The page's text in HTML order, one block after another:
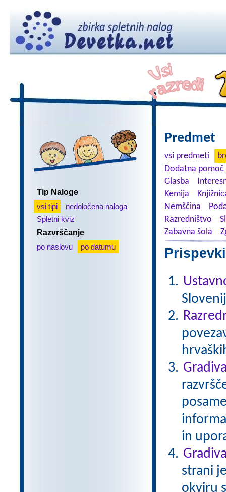
Tip Naloge
vsi tipi
nedoločena naloga
Spletni kviz
Razvrščanje
po naslovu
po datumu
Predmet
vsi predmeti
Dodatna
Glasba
Kemija
Nemščina
Razredništvo
Zabavna šola
in
strani
okviru